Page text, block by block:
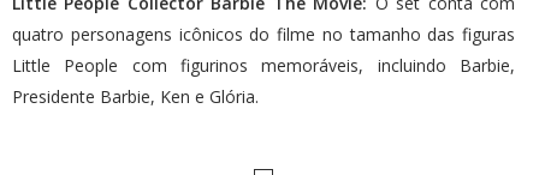
quatro personagens icônicos do filme no tamanho das figuras
Little People com figurinos memoráveis, incluindo Barbie,
Presidente Barbie, Ken e Glória.